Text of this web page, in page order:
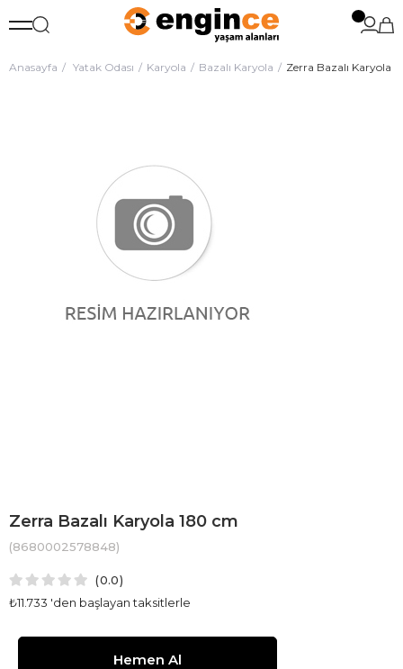
Anasayfa Yatak Odası Karyola Bazalı Karyola Zerra Bazalı Karyola
Zerra Bazalı Karyola 180 cm
(8680002578848)
0.0
₺11.733 'den başlayan taksitlerle